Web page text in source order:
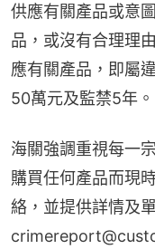
供應有關產品或意
品，或沒有合理理
應有關產品，即屬
50萬元及監禁5年。
海關強調重視每一
購買任何產品而現
絡，並提供詳情及